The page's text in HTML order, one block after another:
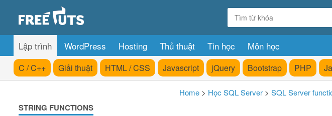
Lập trình WordPress Hosting Thủ thuật Tin học Môn học
C / C++ Giải thuật HTML / CSS Javascript jQuery Bootstrap PHP
STRING FUNCTIONS
Home > Học SQL Server > SQL Server